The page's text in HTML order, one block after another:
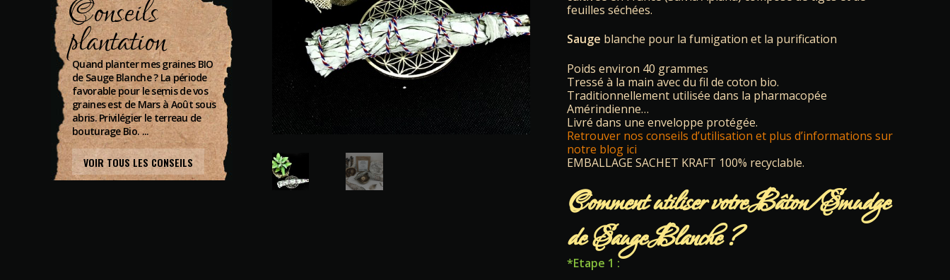
feuilles séchées.
Sauge blanche pour la fumigation et la purification
Poids environ 40 grammes
Tressé à la main avec du fil de coton bio.
Traditionnellement utilisée dans la pharmacopée
Amérindienne…
Livré dans une enveloppe protégée.
Retrouver nos conseils d’utilisation et plus d’informations sur
notre blog ici
EMBALLAGE SACHET KRAFT 100% recyclable.
Comment utiliser votre Bâton/Smudge
de Sauge Blanche ?
*Etape 1 :
Conseils
plantation
Quand planter mes graines BIO
de Sauge Blanche ? La période
favorable pour le semis de vos
graines est de Mars à Août sous
abris. Privilégier le terreau de
bouturage Bio. ...
VOIR TOUS LES CONSEILS